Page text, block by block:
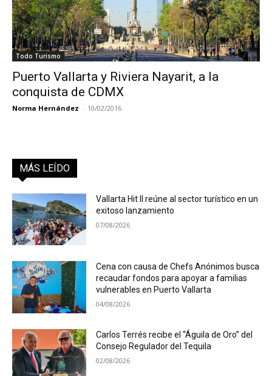
Todo Turismo
Puerto Vallarta y Riviera Nayarit, a la
conquista de CDMX
Norma Hernández - 10/02/2016
MÁS LEÍDO
Vallarta Hit II reúne al sector turístico en un
exitoso lanzamiento
07/08/2026
Cena con causa de Chefs Anónimos busca
recaudar fondos para apoyar a familias
vulnerables en Puerto Vallarta
04/08/2026
Carlos Terrés recibe el “Águila de Oro” del
Consejo Regulador del Tequila
02/08/2026